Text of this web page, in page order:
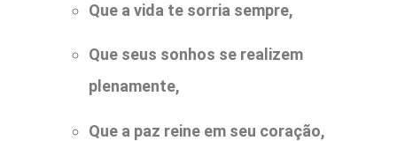
Que a vida te sorria sempre,
Que seus sonhos se realizem
plenamente,
Que a paz reine em seu coração,